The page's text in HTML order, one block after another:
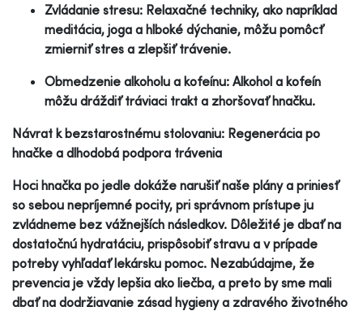
Zvládanie stresu: Relaxačné techniky, ako napríklad
meditácia, joga a hlboké dýchanie, môžu pomôcť
zmierniť stres a zlepšiť trávenie.
Obmedzenie alkoholu a kofeínu: Alkohol a kofeín
môžu dráždiť tráviaci trakt a zhoršovať hnačku.
Návrat k bezstarostnému stolovaniu: Regenerácia po
hnačke a dlhodobá podpora trávenia
Hoci hnačka po jedle dokáže narušiť naše plány a priniesť
so sebou nepríjemné pocity, pri správnom prístupe ju
zvládneme bez vážnejších následkov. Dôležité je dbať na
dostatočnú hydratáciu, prispôsobiť stravu a v prípade
potreby vyhľadať lekársku pomoc. Nezabúdajme, že
prevencia je vždy lepšia ako liečba, a preto by sme mali
dbať na dodržiavanie zásad hygieny a zdravého životného